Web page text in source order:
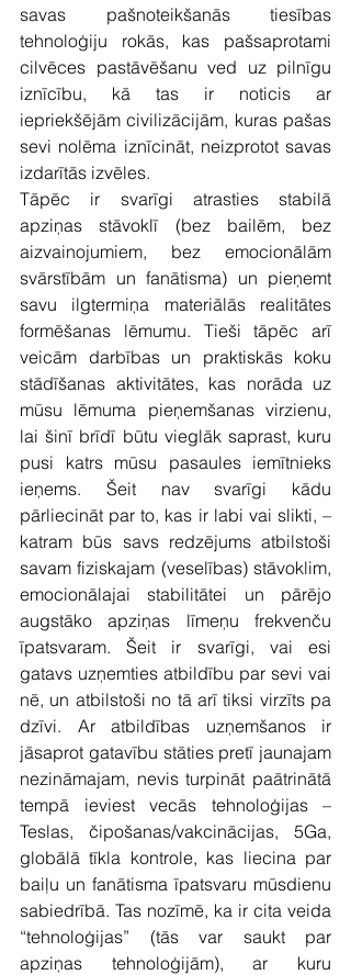
savas pašnoteikšanās tiesības
tehnoloģiju rokās, kas pašsaprotami
cilvēces pastāvēšanu ved uz pilnīgu
iznīcību, kā tas ir noticis ar
iepriekšējām civilizācijām, kuras pašas
sevi nolēma iznīcināt, neizprotot savas
izdarītās izvēles.
Tāpēc ir svarīgi atrasties stabilā
apziņas stāvoklī (bez bailēm, bez
aizvainojumiem, bez emocionālām
svārstībām un fanātisma) un pieņemt
savu ilgtermiņa materiālās realitātes
formēšanas lēmumu. Tieši tāpēc arī
veicām darbības un praktiskās koku
stādīšanas aktivitātes, kas norāda uz
mūsu lēmuma pieņemšanas virzienu,
lai šinī brīdī būtu vieglāk saprast, kuru
pusi katrs mūsu pasaules iemītnieks
ieņems. Šeit nav svarīgi kādu
pārliecināt par to, kas ir labi vai slikti, –
katram būs savs redzējums atbilstoši
savam fiziskajam (veselības) stāvoklim,
emocionālajai stabilitātei un pārējo
augstāko apziņas līmeņu frekvenču
īpatsvaram. Šeit ir svarīgi, vai esi
gatavs uzņemties atbildību par sevi vai
nē, un atbilstoši no tā arī tiksi virzīts pa
dzīvi. Ar atbildības uzņemšanos ir
jāsaprot gatavību stāties pretī jaunajam
nezināmajam, nevis turpināt paātrinātā
tempā ieviest vecās tehnoloģijas –
Teslas, čipošanas/vakcinācijas, 5Ga,
globālā tīkla kontrole, kas liecina par
baiļu un fanātisma īpatsvaru mūsdienu
sabiedrībā. Tas nozīmē, ka ir cita veida
“tehnoloģijas” (tās var saukt par
apziņas tehnoloģijām), ar kuru